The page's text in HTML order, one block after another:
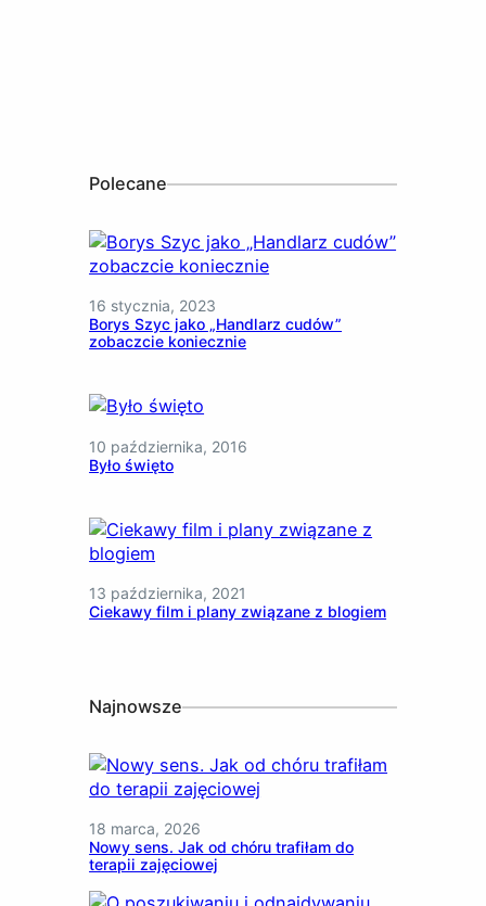
Polecane
16 stycznia, 2023
Borys Szyc jako „Handlarz cudów”
zobaczcie koniecznie
10 października, 2016
Było święto
13 października, 2021
Ciekawy film i plany związane z blogiem
Najnowsze
18 marca, 2026
Nowy sens. Jak od chóru trafiłam do
terapii zajęciowej